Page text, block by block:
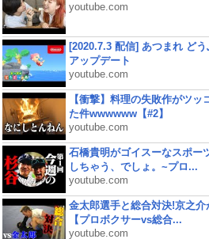
youtube.com
[2020.7.3 配信] あつまれ ど
アップデート
youtube.com
【衝撃】料理の失敗作がツッ
た件wwwwww【#2】
youtube.com
石橋貴明がゴイスーなスポー
しちゃう、でしょ。~プロ...
youtube.com
金太郎選手と総合対決!京之
【プロボクサーvs総合...
youtube.com